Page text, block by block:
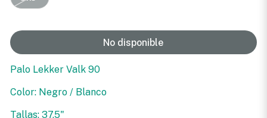
No disponible
Palo Lekker Valk 90
Color: Negro / Blanco
Tallas: 37.5"